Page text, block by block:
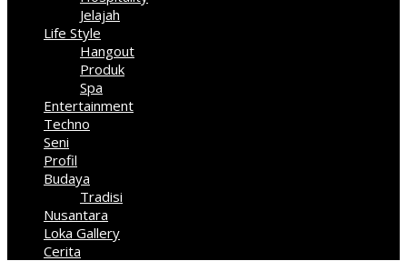
Jelajah
Life Style
Hangout
Produk
Spa
Entertainment
Techno
Seni
Profil
Budaya
Tradisi
Nusantara
Loka Gallery
Cerita